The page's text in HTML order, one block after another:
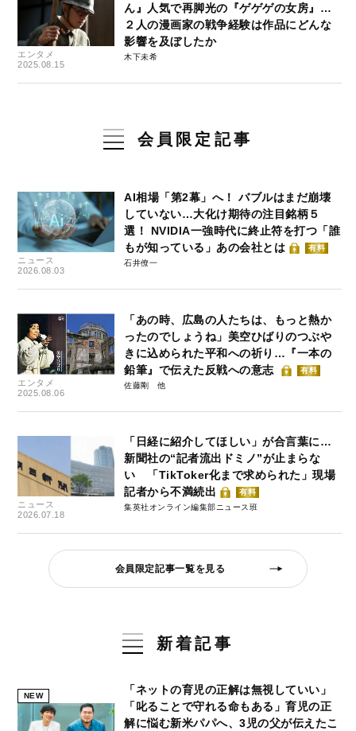
エンタメ
2025.08.15
ん』人気で再脚光の『ゲゲゲの女房』…
２人の漫画家の戦争経験は作品にどんな
影響を及ぼしたか
木下未希
会員限定記事
ニュース
2026.08.03
AI相場「第2幕」へ！ バブルはまだ崩壊
していない…大化け期待の注目銘柄５
選！ NVIDIA一強時代に終止符を打つ「誰
もが知っている」あの会社とは
有料
石井僚一
エンタメ
2025.08.06
「あの時、広島の人たちは、もっと熱か
ったのでしょうね」美空ひばりのつぶや
きに込められた平和への祈り…『一本の
鉛筆』で伝えた反戦への意志
有料
佐藤剛
ニュース
2026.07.18
「日経に紹介してほしい」が合言葉に…
新聞社の“記者流出ドミノ”が止まらな
い 「TikToker化まで求められた」現場
記者から不満続出
有料
集英社オンライン編集部ニュース班
会員限定記事一覧を見る
新着記事
NEW
「ネットの育児の正解は無視していい」
「叱ることで守れる命もある」育児の正
解に悩む新米パパへ、3児の父が伝えたこ